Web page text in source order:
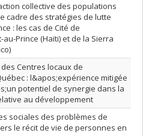
collective des populations
cadre des stratégies de lutte
: les cas de Cité de
Prince (Haïti) et de la Sierra
Centres locaux de
: l&apos;expérience mitigée
potentiel de synergie dans la
au développement
sociales des problèmes de
le récit de vie de personnes en